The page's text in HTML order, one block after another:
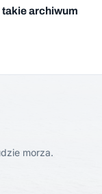
archiwum
morza.